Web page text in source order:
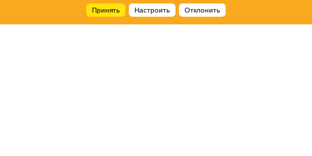
Принять
Настроить Отклонить